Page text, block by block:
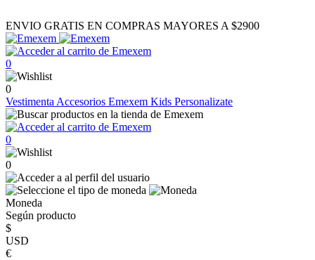
ENVIO GRATIS EN COMPRAS MAYORES A $2900
0
0
Vestimenta Accesorios Emexem Kids Personalizate
0
0
Moneda
Según producto
$
USD
€